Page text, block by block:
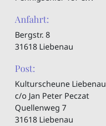
Anfahrt:
Bergstr. 8
31618 Liebenau
Post:
Kulturscheune Liebenau
c/o Jan Peter Peczat
Quellenweg 7
31618 Liebenau